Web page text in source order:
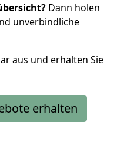
Dann holen
unverbindliche
aus und erhalten Sie
erhalten